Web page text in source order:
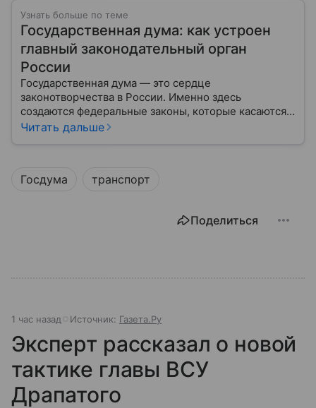
Узнать больше по теме
Государственная дума: как устроен
главный законодательный орган
России
Государственная дума — это сердце
законотворчества в России. Именно здесь
создаются федеральные законы, которые касаются
жизни каждого гражданина: от образования и
Читать дальше
Госдума транспорт
Поделиться
1 час назад Источник: Газета.Ру
Эксперт рассказал о новой
тактике главы ВСУ
Драпатого